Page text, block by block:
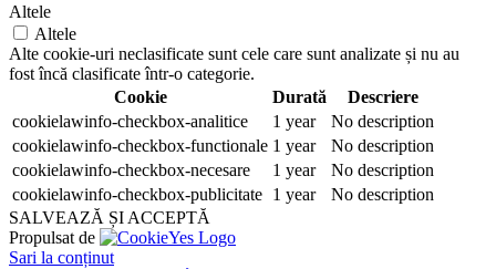
Altele
Altele
Alte cookie-uri neclasificate sunt cele care sunt analizate și nu au
fost încă clasificate într-o categorie.
Cookie
Durată
Descriere
cookielawinfo-checkbox-analitice
1 year
No description
cookielawinfo-checkbox-functionale 1 year
No description
cookielawinfo-checkbox-necesare
1 year
No description
cookielawinfo-checkbox-publicitate 1 year
No description
SALVEAZĂ ȘI ACCEPTĂ
Propulsat de
Sari la conținut